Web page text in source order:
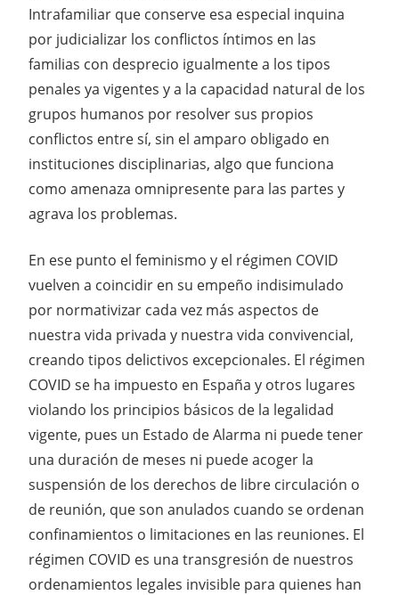
Intrafamiliar que conserve esa especial inquina
por judicializar los conflictos íntimos en las
familias con desprecio igualmente a los tipos
penales ya vigentes y a la capacidad natural de los
grupos humanos por resolver sus propios
conflictos entre sí, sin el amparo obligado en
instituciones disciplinarias, algo que funciona
como amenaza omnipresente para las partes y
agrava los problemas.
En ese punto el feminismo y el régimen COVID
vuelven a coincidir en su empeño indisimulado
por normativizar cada vez más aspectos de
nuestra vida privada y nuestra vida convivencial,
creando tipos delictivos excepcionales. El régimen
COVID se ha impuesto en España y otros lugares
violando los principios básicos de la legalidad
vigente, pues un Estado de Alarma ni puede tener
una duración de meses ni puede acoger la
suspensión de los derechos de libre circulación o
de reunión, que son anulados cuando se ordenan
confinamientos o limitaciones en las reuniones. El
régimen COVID es una transgresión de nuestros
ordenamientos legales invisible para quienes han